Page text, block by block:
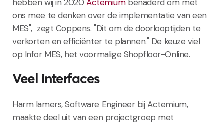
hebben wij in 2020 Actemiumbenaderd om met
ons mee te denken over de implementatie van een
MES", zegt Coppens. "Dit om de doorlooptijden te
verkorten en efficiënter te plannen." De keuze viel
op Infor MES, het voormalige Shopfloor-Online.
Veel interfaces
Harm lamers, Software Engineer bij Actemium,
maakte deel uit van een projectgroep met